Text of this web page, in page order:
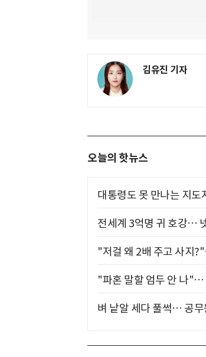
김유진 기자
오늘의 핫뉴스
대통령도 못 만나는 지
전세계 3억명 귀 호강…
"저걸 왜 2배 주고 사지
"파혼 말할 엄두 안 나"…
벼 낱알 세다 풀썩… 공무